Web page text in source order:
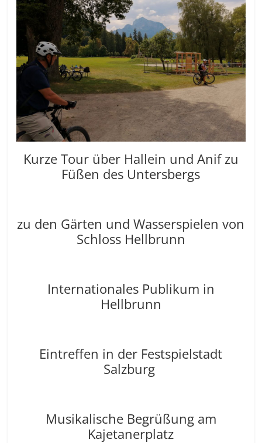
Kurze Tour über Hallein und Anif zu
Füßen des Untersbergs
zu den Gärten und Wasserspielen von
Schloss Hellbrunn
Internationales Publikum in
Hellbrunn
Eintreffen in der Festspielstadt
Salzburg
Musikalische Begrüßung am
Kajetanerplatz